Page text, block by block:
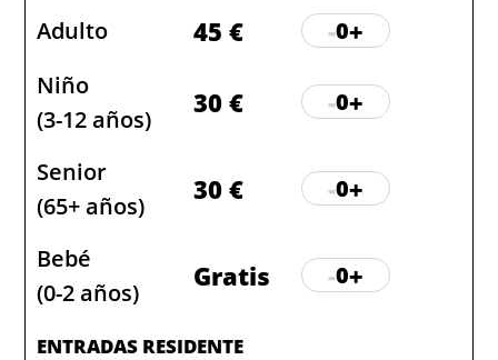
Adulto 45 € -0+
Niño
(3-12 años)
30 € -0+
Senior
(65+ años)
30 € -0+
Bebé
(0-2 años)
Gratis -0+
ENTRADAS RESIDENTE